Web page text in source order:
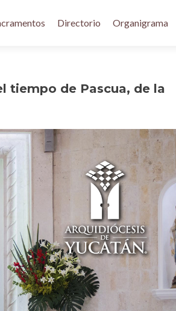
Directorio Organigrama
tiempo de Pascua, de la